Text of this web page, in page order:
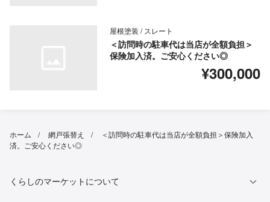
屋根塗装 / スレート
＜訪問時の駐車代は当店が全額負担＞
保険加入済。ご安心ください◎
¥300,000
ホーム 網戸張替え
＜訪問時の駐車代は当店が全額負担＞保険加入
済。ご安心ください◎
くらしのマーケットについて